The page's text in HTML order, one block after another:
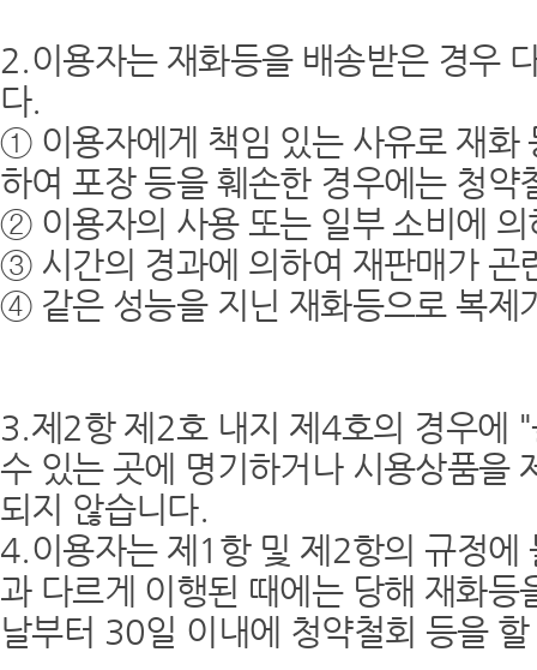
2.이용자는 재화등을 배송받은 경우
다.
① 이용자에게 책임 있는 사유로 재화
하여 포장 등을 훼손한 경우에는 청약
② 이용자의 사용 또는 일부 소비에
③ 시간의 경과에 의하여 재판매가 곤
④ 같은 성능을 지닌 재화등으로 복제
3.제2항 제2호 내지 제4호의 경우에
수 있는 곳에 명기하거나 시용상품을
되지 않습니다.
4.이용자는 제1항 및 제2항의 규정에
과 다르게 이행된 때에는 당해 재화
날부터 30일 이내에 청약철회 등을